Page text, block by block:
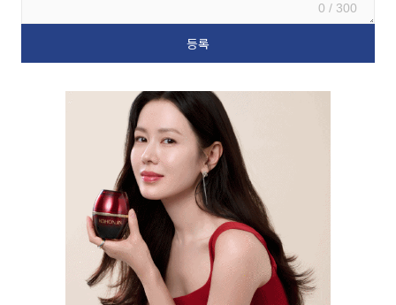
0 / 300